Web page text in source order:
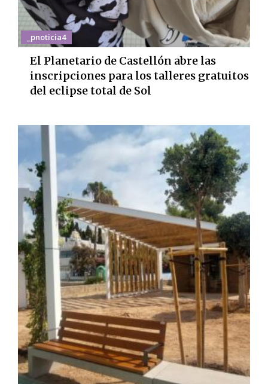
_pnoticia4
El Planetario de Castellón abre las
inscripciones para los talleres gratuitos
del eclipse total de Sol